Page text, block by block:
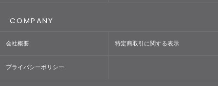
COMPANY
会社概要 特定商取引に関する表示
プライバシーポリシー